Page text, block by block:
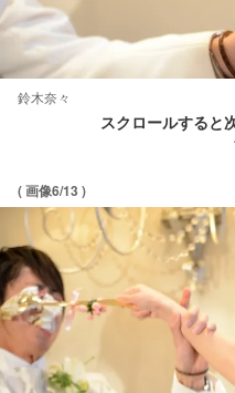
鈴木奈々
スクロールすると
( 画像6/13 )